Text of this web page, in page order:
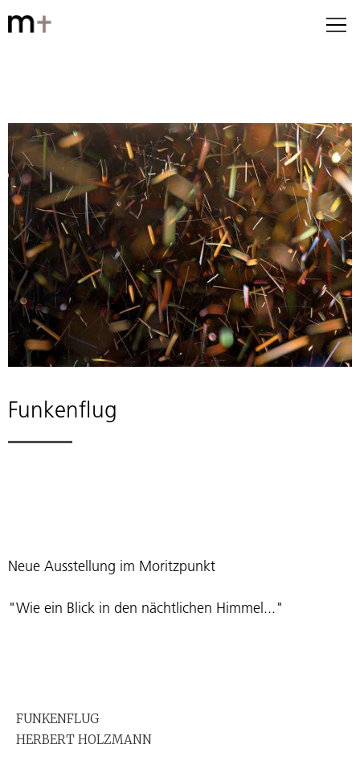
Funkenflug
Neue Ausstellung im Moritzpunkt
"Wie ein Blick in den nächtlichen Himmel..."
FUNKENFLUG
HERBERT HOLZMANN